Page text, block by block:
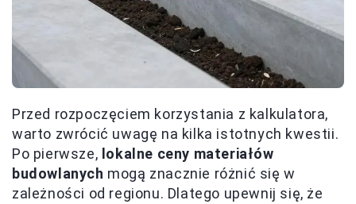
Przed rozpoczęciem korzystania z kalkulatora,
warto zwrócić uwagę na kilka istotnych kwestii.
Po pierwsze, lokalne ceny materiałów
budowlanych mogą znacznie różnić się w
zależności od regionu. Dlatego upewnij się, że